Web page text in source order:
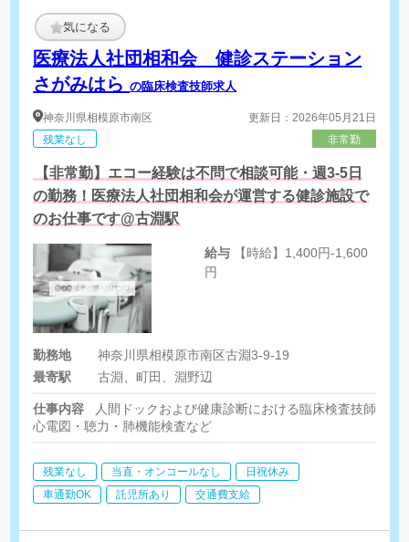
気になる
医療法人社団相和会 健診ステーション
さがみはらの臨床検査技師求人
神奈川県相模原市南区
残業なし
更新日：2026年05月21日
非常勤
【非常勤】エコー経験は不問で相談可能・週3-5日
の勤務！医療法人社団相和会が運営する健診施設で
のお仕事です@古淵駅
給与
円
勤務地
神奈川県相模原市南区古淵3-9-19
最寄駅
古淵、町田、淵野辺
仕事内容
人間ドックおよび健康診断における臨床検査技師業務
心電図・聴力・肺機能検査など
残業なし 当直・オンコールなし
日祝休み
車通勤OK
託児所あり 交通費支給